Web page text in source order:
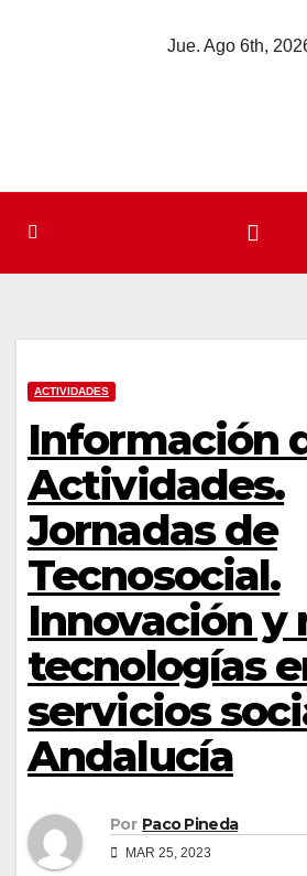
Jue. Ago 6th,
ACTIVIDADES
Información
Actividades.
Jornadas de
Tecnosocial.
Innovación y
tecnologías
servicios
Andalucía
Por Paco Pineda
MAR 25, 2023